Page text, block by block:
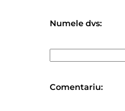
Numele dvs:
Comentariu: